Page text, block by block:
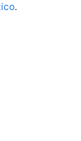
.